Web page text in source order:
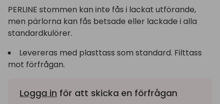
PERLINE stommen kan inte fås i lackat utförande,
men pärlorna kan fås betsade eller lackade i alla
standardkulörer.
Levereras med plasttass som standard. Filttass
mot förfrågan.
Logga in för att skicka en förfrågan